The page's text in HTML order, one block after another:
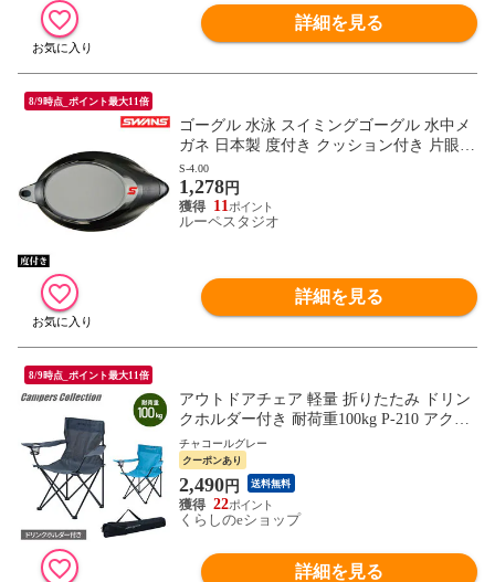
詳細を見る
8/9時点_ポイント最大11倍
ゴーグル 水泳 スイミングゴーグル 水中メ
ガネ 日本製 度付き クッション付き 片眼レ
ンズ SRXCL-NPAF-SMK 曇り止め スイム
ゴーグル 水中ゴーグル スワンズ SWANS
S-4.00
1,278円
11
ルーペスタジオ
詳細を見る
8/9時点_ポイント最大11倍
アウトドアチェア 軽量 折りたたみ ドリン
クホルダー付き 耐荷重100kg P-210 アクシ
ョンチェア いす 椅子 キャンプ アウトドア
チェア コンパクト 折りたたみ椅子 1脚 2脚
3脚 4脚 山善 YAMAZEN キャンパーズコレ
クション 【送料無料】
チャコールグレー
クーポンあり
2,490円 送料無料
22
くらしのeショップ
詳細を見る